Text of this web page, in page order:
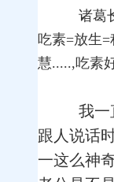
诸葛
吃素=放生
慧.....,吃素
我一
跟人说话
一这么神